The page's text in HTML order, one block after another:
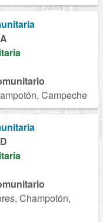
Campeche
Champotón,